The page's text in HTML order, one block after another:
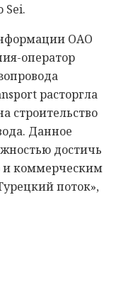
Sei.
ОАО
оператор
расторгла
строительство
Данное
достичь
и коммерческим
поток»,